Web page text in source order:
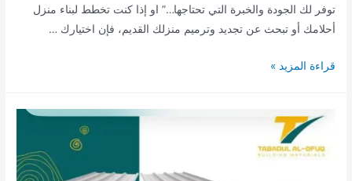
توفر لك الجودة والخبرة التي تحتاجها…” او إذا كنت تخطط لبناء منزل
أحلامك أو تبحث عن تجديد وترميم منزلك القديم، فإن اختيارك …
أفضل
وترميم
قراءة المزيد »